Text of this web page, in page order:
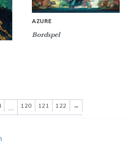
AZURE
Bordspel
120 121 122 →